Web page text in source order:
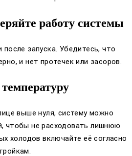
работу системы
запуска. Убедитесь, что
и нет протечек или засоров.
выше нуля, систему можно
чтобы не расходовать лишнюю
холодов включайте её согласно